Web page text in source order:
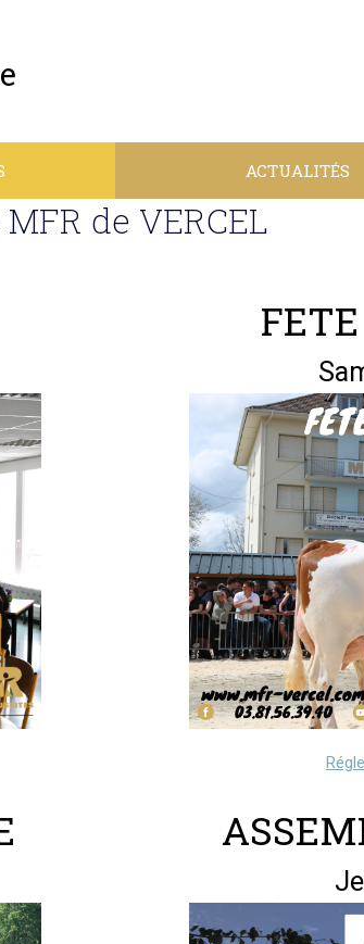
ACTUALITÉS
de VERCEL
FETE